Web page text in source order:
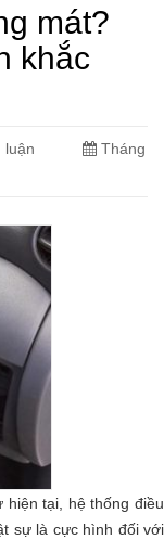
mát?
khắc
luận
Tháng
hiện tại, hệ thống điều
sự là cực hình đối với